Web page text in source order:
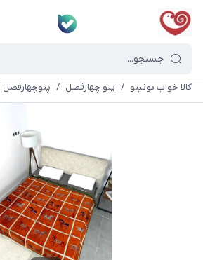
کالا خواب بونیتو / پتو چهارفصل / پتوچهارفصل 1نفره